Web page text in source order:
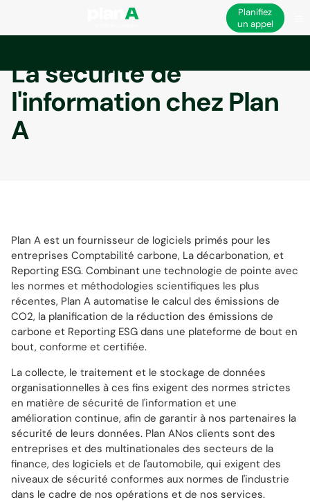
Planifiez
un appel
La sécurité de
l'information chez Plan
A
Plan A est un fournisseur de logiciels primés pour les
entreprises Comptabilité carbone, La décarbonation, et
Reporting ESG. Combinant une technologie de pointe avec
les normes et méthodologies scientifiques les plus
récentes, Plan A automatise le calcul des émissions de
CO2, la planification de la réduction des émissions de
carbone et Reporting ESG dans une plateforme de bout en
bout, conforme et certifiée.
La collecte, le traitement et le stockage de données
organisationnelles à ces fins exigent des normes strictes
en matière de sécurité de l'information et une
amélioration continue, afin de garantir à nos partenaires la
sécurité de leurs données. Plan ANos clients sont des
entreprises et des multinationales des secteurs de la
finance, des logiciels et de l'automobile, qui exigent des
niveaux de sécurité conformes aux normes de l'industrie
dans le cadre de nos opérations et de nos services.